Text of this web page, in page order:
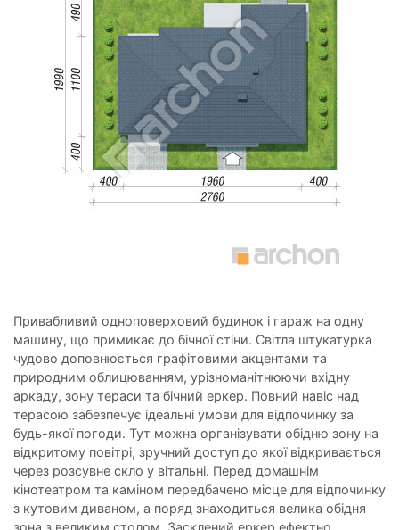
Привабливий одноповерховий будинок і гараж на одну
машину, що примикає до бічної стіни. Світла штукатурка
чудово доповнюється графітовими акцентами та
природним облицюванням, урізноманітнюючи вхідну
аркаду, зону тераси та бічний еркер. Повний навіс над
терасою забезпечує ідеальні умови для відпочинку за
будь-якої погоди. Тут можна організувати обідню зону на
відкритому повітрі, зручний доступ до якої відкривається
через розсувне скло у вітальні. Перед домашнім
кінотеатром та каміном передбачено місце для відпочинку
з кутовим диваном, а поряд знаходиться велика обідня
зона з великим столом. Засклений еркер ефектно